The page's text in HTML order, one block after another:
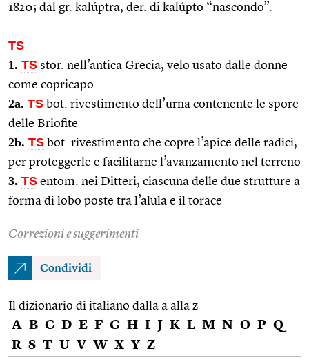
1820; dal gr. kalúptra, der. di kalúptō “nascondo”.
TS
1. TS stor. nell’antica Grecia, velo usato dalle donne
come copricapo
2a. TS bot. rivestimento dell’urna contenente le spore
delle Briofite
2b. TS bot. rivestimento che copre l’apice delle radici,
per proteggerle e facilitarne l’avanzamento nel terreno
3. TS entom. nei Ditteri, ciascuna delle due strutture a
forma di lobo poste tra l’alula e il torace
Correzioni e suggerimenti
Condividi
Il dizionario di italiano dalla a alla z
A B C D E F G H I J K L M N O P Q
R S T U V W X Y Z